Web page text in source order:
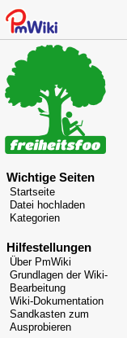
Wichtige Seiten
Startseite
Datei hochladen
Kategorien
Hilfestellungen
Über PmWiki
Grundlagen der Wiki-
Bearbeitung
Wiki-Dokumentation
Sandkasten zum
Ausprobieren